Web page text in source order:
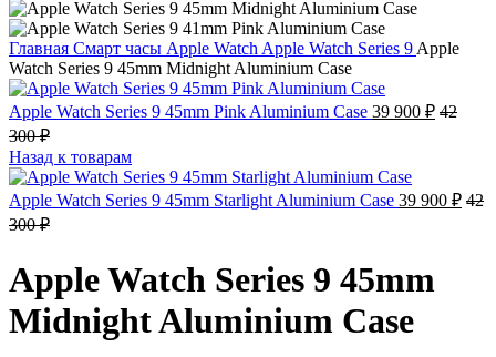
Главная Смарт часы Apple Watch Apple Watch Series 9 Apple
Watch Series 9 45mm Midnight Aluminium Case
Apple Watch Series 9 45mm Pink Aluminium Case 39 900 ₽ 42
300₽
Назад к товарам
Apple Watch Series 9 45mm Starlight Aluminium Case 39 900 ₽ 42
300₽
Apple Watch Series 9 45mm
Midnight Aluminium Case